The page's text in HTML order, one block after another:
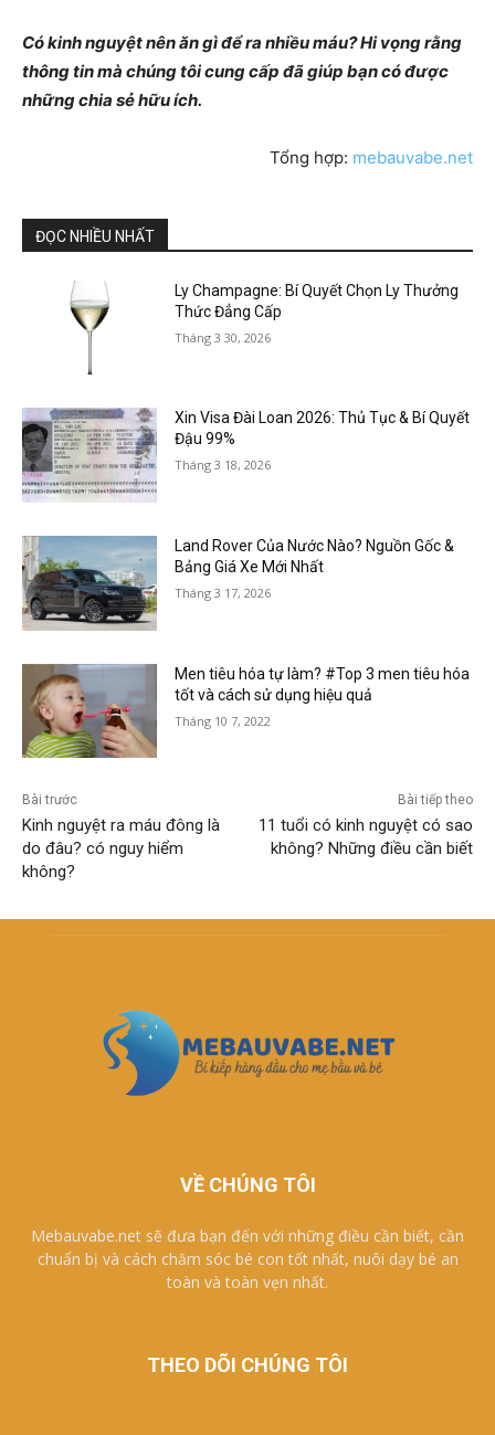
Có kinh nguyệt nên ăn gì để ra nhiều máu? Hi vọng rằng
thông tin mà chúng tôi cung cấp đã giúp bạn có được
những chia sẻ hữu ích.
Tổng hợp: mebauvabe.net
ĐỌC NHIỀU NHẤT
Ly Champagne: Bí Quyết Chọn Ly Thưởng
Thức Đẳng Cấp
Tháng 3 30, 2026
Xin Visa Đài Loan 2026: Thủ Tục & Bí Quyết
Đậu 99%
Tháng 3 18, 2026
Land Rover Của Nước Nào? Nguồn Gốc &
Bảng Giá Xe Mới Nhất
Tháng 3 17, 2026
Men tiêu hóa tự làm? #Top 3 men tiêu hóa
tốt và cách sử dụng hiệu quả
Tháng 10 7, 2022
Bài trước
Kinh nguyệt ra máu đông là
do đâu? có nguy hiểm
không?
Bài tiếp theo
11 tuổi có kinh nguyệt có sao
không? Những điều cần biết
VỀ CHÚNG TÔI
Mebauvabe.net sẽ đưa bạn đến với những điều cần biết, cần
chuẩn bị và cách chăm sóc bé con tốt nhất, nuôi dạy bé an
toàn và toàn vẹn nhất.
THEO DÕI CHÚNG TÔI